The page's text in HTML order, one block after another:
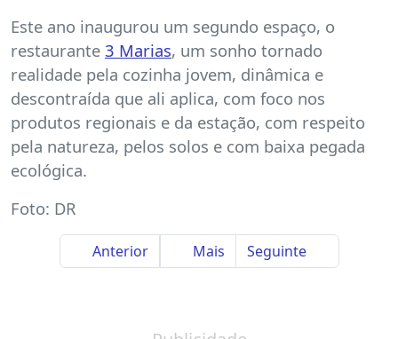
Este ano inaugurou um segundo espaço, o
restaurante 3 Marias, um sonho tornado
realidade pela cozinha jovem, dinâmica e
descontraída que ali aplica, com foco nos
produtos regionais e da estação, com respeito
pela natureza, pelos solos e com baixa pegada
ecológica.
Foto: DR
Anterior Mais Seguinte